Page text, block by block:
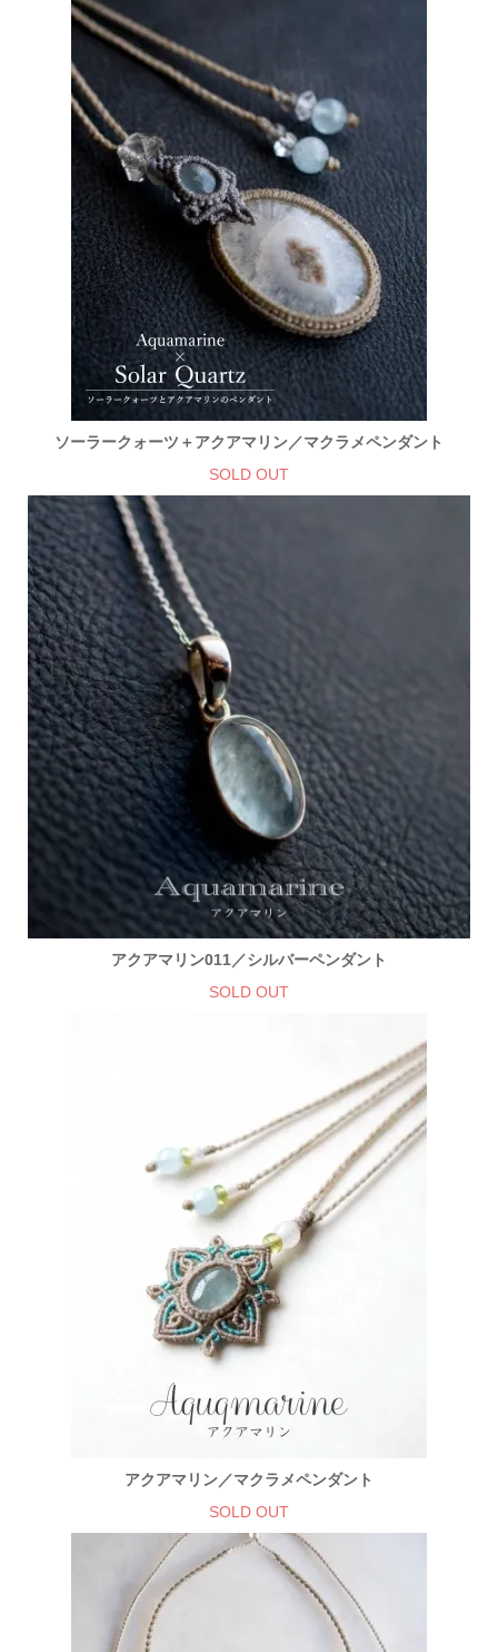
ソーラークォーツ＋アクアマリン／マクラメペンダント
SOLD OUT
アクアマリン011／シルバーペンダント
SOLD OUT
アクアマリン／マクラメペンダント
SOLD OUT